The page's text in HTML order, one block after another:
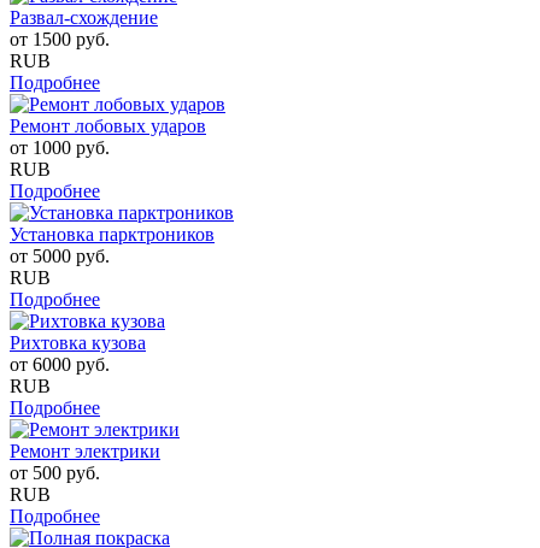
Развал-схождение
от 1500 руб.
RUB
Подробнее
Ремонт лобовых ударов
от 1000 руб.
RUB
Подробнее
Установка парктроников
от 5000 руб.
RUB
Подробнее
Рихтовка кузова
от 6000 руб.
RUB
Подробнее
Ремонт электрики
от 500 руб.
RUB
Подробнее